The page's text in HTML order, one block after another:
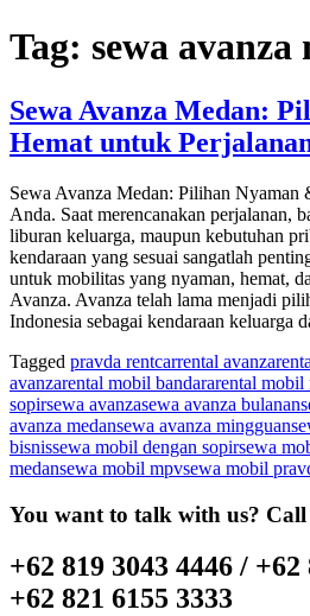
Tag: sewa
Sewa Avanza Medan:
Hemat untuk
Sewa Avanza Medan: Pilihan Nyaman
Anda. Saat merencanakan perjalanan,
liburan keluarga, maupun kebutuhan
kendaraan yang sesuai sangatlah
untuk mobilitas yang nyaman, hemat,
Avanza. Avanza telah lama menjadi
Indonesia sebagai kendaraan keluarga
Tagged pravda rentcarrental avanza
avanzarental mobil bandararental mobil
sopirsewa avanzasewa avanza bulanan
avanza medansewa avanza mingguan
bisnissewa mobil dengan sopirsewa
medansewa mobil mpvsewa mobil
You want to talk with us? Call
+62 819 3043 4446 / +62
+62 821 6155 3333